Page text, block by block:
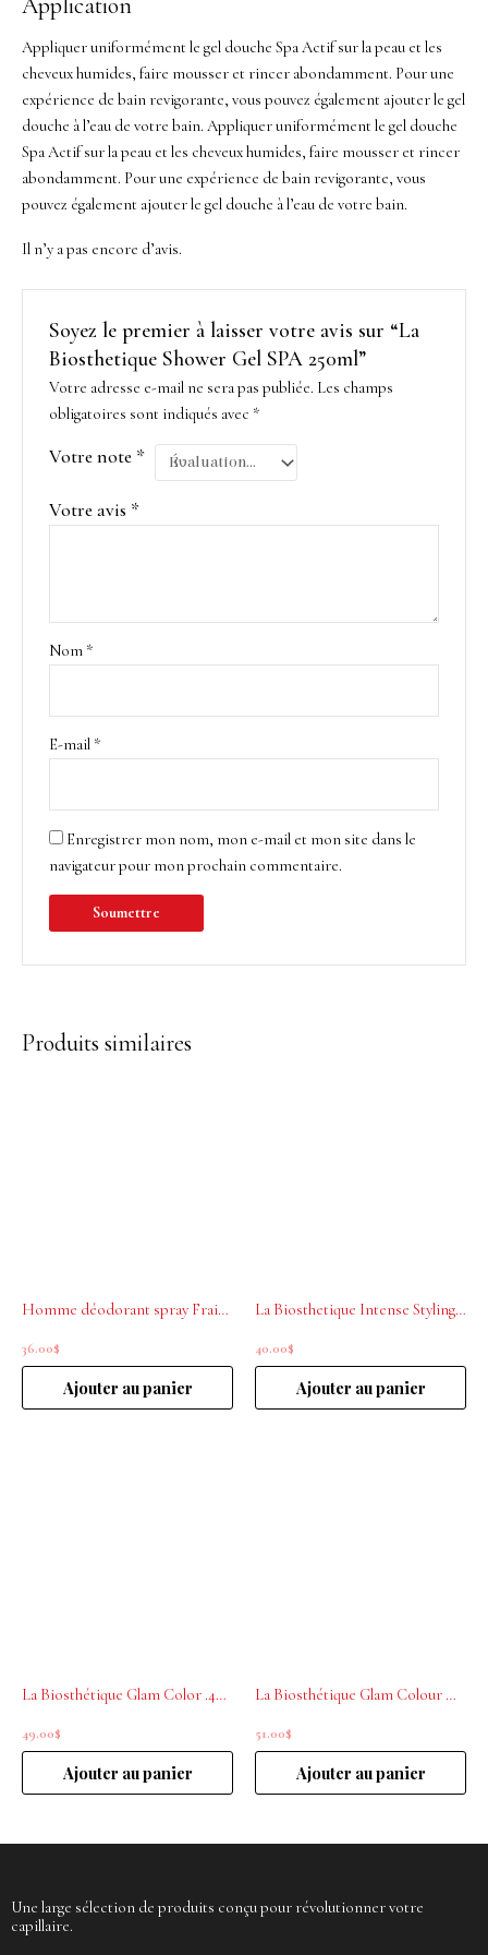
Appliquer uniformément le gel douche Spa Actif sur la peau et les
cheveux humides, faire mousser et rincer abondamment. Pour une
expérience de bain revigorante, vous pouvez également ajouter le gel
douche à l’eau de votre bain. Appliquer uniformément le gel douche
Spa Actif sur la peau et les cheveux humides, faire mousser et rincer
abondamment. Pour une expérience de bain revigorante, vous
pouvez également ajouter le gel douche à l’eau de votre bain.
Il n’y a pas encore d’avis.
Soyez le premier à laisser votre avis sur “La
Biosthetique Shower Gel SPA 250ml”
Votre adresse e-mail ne sera pas publiée. Les champs
obligatoires sont indiqués avec *
Votre note *
Votre avis *
Nom *
E-mail *
Enregistrer mon nom, mon e-mail et mon site dans le
navigateur pour mon prochain commentaire.
Produits similaires
Homme déodorant spray Fraicheur La biosthétique 100ml
36.00$
Ajouter au panier
La Biosthetique Intense Styling Cream Botanique 75ml
40.00$
Ajouter au panier
La Biosthétique Glam Color .40 Copper 200mL
49.00$
Ajouter au panier
La Biosthétique Glam Colour Mask Icy Crystal .07.LV 200ml
51.00$
Ajouter au panier
Une large sélection de produits conçu pour révolutionner votre
capillaire.